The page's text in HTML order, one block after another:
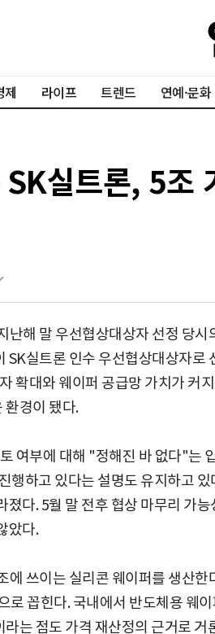
제 라이프 트렌드 연예·문화
실트론, 5조
난해 말 우선협상대상자 선정 당시
SK실트론 인수 우선협상대상자로
확대와 웨이퍼 공급망 가치가 커
환경이 됐다.
여부에 대해 "정해진 바 없다"는
행하고 있다는 설명도 유지하고 있
졌다. 5월 말 전후 협상 마무리 가
았다.
에 쓰이는 실리콘 웨이퍼를 생산한
로 꼽힌다. 국내에서 반도체용 웨
는 점도 가격 재산정의 근거로 거